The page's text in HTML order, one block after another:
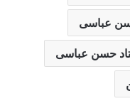
عباسی
حسن عباسی